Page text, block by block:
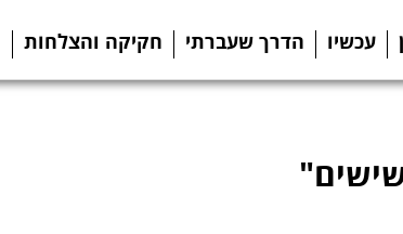
עכשיו הדרך שעברתי חקיקה והצלחות